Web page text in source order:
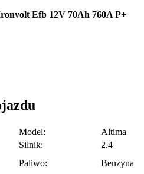
Efb 12V 70Ah 760A P+
Model:
Altima
Silnik:
2.4
Paliwo:
Benzyna